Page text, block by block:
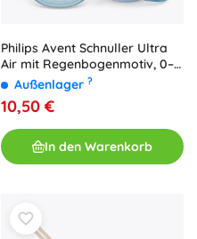
Philips Avent Schnuller Ultra
Air mit Regenbogenmotiv, 0–6
Monate, 2 Stk.
Außenlager ?
10,50 €
In den Warenkorb